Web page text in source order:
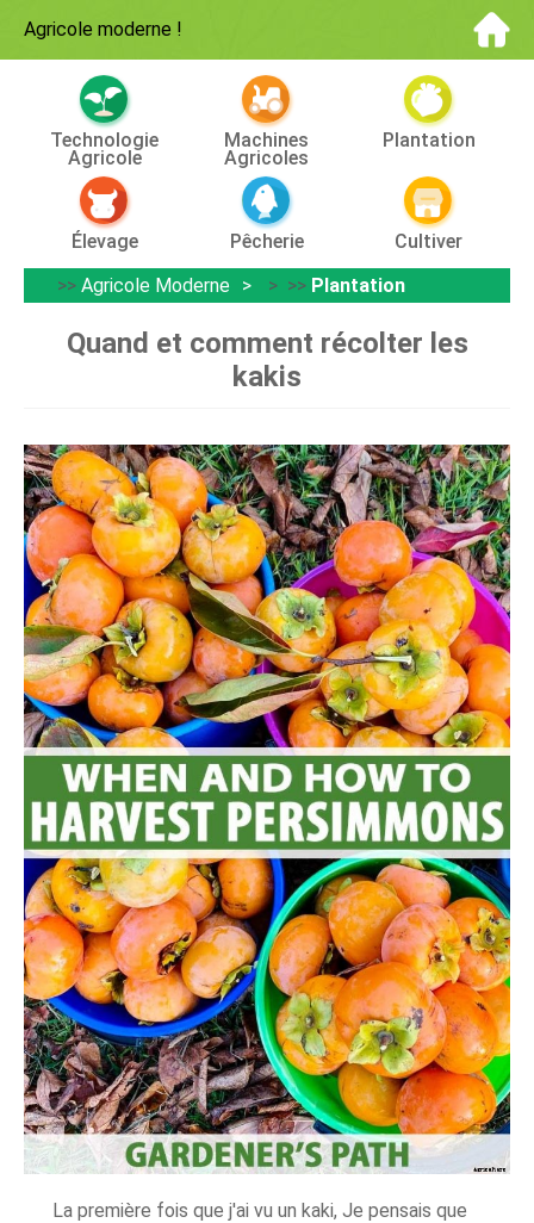
Agricole moderne !
Technologie
Agricole
Machines
Agricoles
Plantation
Élevage Pêcherie
Cultiver
>> Agricole Moderne > >> Plantation
Quand et comment récolter les
kakis
La première fois que j'ai vu un kaki, Je pensais que